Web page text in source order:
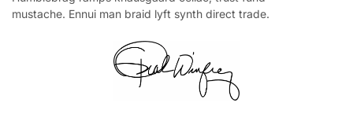
mustache. Ennui man braid lyft synth direct trade.